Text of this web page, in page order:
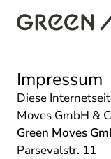
Inhalt
Impressum
Diese
Moves GmbH &
Green Moves
Parsevalstr. 11